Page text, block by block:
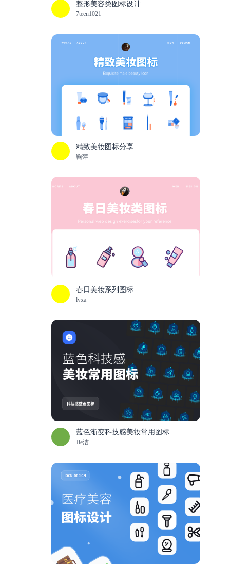
整形美容类图标设计
7teen1021
精致美妆图标分享
鞠萍
春日美妆系列图标
lyxa
蓝色渐变科技感美妆常用图标
Jie洁